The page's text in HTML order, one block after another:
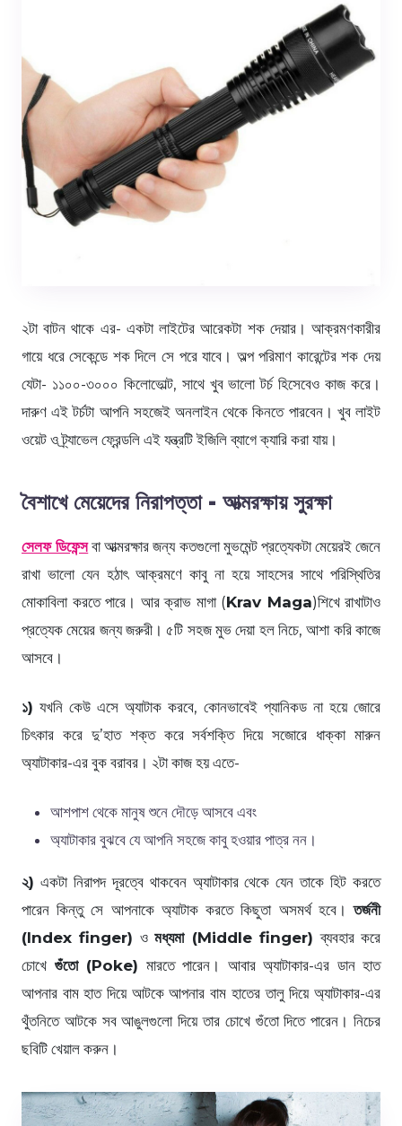
২টা বাটন থাকে এর- একটা লাইটের আরেকটা শক দেয়ার। আক্রমণকারীর
গায়ে ধরে সেকেন্ডে শক দিলে সে পরে যাবে। অল্প পরিমাণ কারেন্টের শক দেয়
যেটা- ১১০০-৩০০০ কিলোভোল্ট, সাথে খুব ভালো টর্চ হিসেবেও কাজ করে।
দারুণ এই টর্চটা আপনি সহজেই অনলাইন থেকে কিনতে পারবেন। খুব লাইট
ওয়েট ও ট্র্যাভেল ফ্রেন্ডলি এই যন্ত্রটি ইজিলি ব্যাগে ক্যারি করা যায়।
বৈশাখে মেয়েদের নিরাপত্তা - আত্মরক্ষায় সুরক্ষা
সেলফ ডিফেন্সবা আত্মরক্ষার জন্য কতগুলো মুভমেন্ট প্রত্যেকটা মেয়েরই জেনে
রাখা ভালো যেন হঠাৎ আক্রমণে কাবু না হয়ে সাহসের সাথে পরিস্থিতির
মোকাবিলা করতে পারে। আর ক্রাভ মাগা (Krav Maga)শিখে রাখাটাও
প্রত্যেক মেয়ের জন্য জরুরী। ৫টি সহজ মুভ দেয়া হল নিচে, আশা করি কাজে
আসবে।
১) যখনি কেউ এসে অ্যাটাক করবে, কোনভাবেই প্যানিকড না হয়ে জোরে
চিৎকার করে দু’হাত শক্ত করে সর্বশক্তি দিয়ে সজোরে ধাক্কা মারুন
অ্যাটাকার-এর বুক বরাবর। ২টা কাজ হয় এতে-
আশপাশ থেকে মানুষ শুনে দৌড়ে আসবে এবং
অ্যাটাকার বুঝবে যে আপনি সহজে কাবু হওয়ার পাত্র নন।
২) একটা নিরাপদ দূরত্বে থাকবেন অ্যাটাকার থেকে যেন তাকে হিট করতে
পারেন কিন্তু সে আপনাকে অ্যাটাক করতে কিছুতা অসমর্থ হবে।তর্জনী
(Index finger)ওমধ্যমা (Middle finger)ব্যবহার করে
চোখে গুঁতো (Poke) মারতে পারেন। আবার অ্যাটাকার-এর ডান হাত
আপনার বাম হাত দিয়ে আটকে আপনার বাম হাতের তালু দিয়ে অ্যাটাকার-এর
থুঁতনিতে আটকে সব আঙুলগুলো দিয়ে তার চোখে গুঁতো দিতে পারেন। নিচের
ছবিটি খেয়াল করুন।